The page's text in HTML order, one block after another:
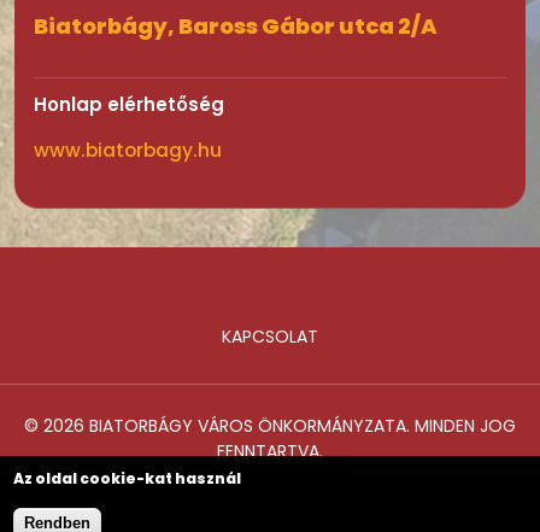
Biatorbágy, Baross Gábor utca 2/A
Honlap elérhetőség
www.biatorbagy.hu
KAPCSOLAT
© 2026 BIATORBÁGY VÁROS ÖNKORMÁNYZATA. MINDEN JOG
FENNTARTVA.
Az oldal cookie-kat használ
Rendben